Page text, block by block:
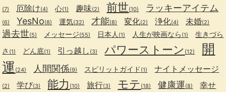
(7) 厄除け(4) 心(1) 趣味(2) 前世(10) ラッキーアイテム
(6) YesNo(8) 運気(32) 才能(8) 変化(2) 浄化(4) 未婚(2)
過去世(5) メッセージ(55) 日本人 (1) 人生が映画なら (1)
生きづら
さ (1) どん底(1) 引っ越し (3) パワーストーン (12)
開
運 (24) 人間関係(9) スピリットガイド (1) ナイトメッセージ
(2) 学び(3) 能力 (10) 旅行(3) モテ (18) 健康運(8) 幸せ